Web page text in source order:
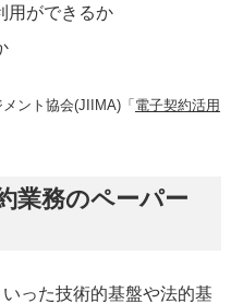
用ができるか
ント協会(JIIMA)「電子契約活用
業務のペーパー
った技術的基盤や法的基